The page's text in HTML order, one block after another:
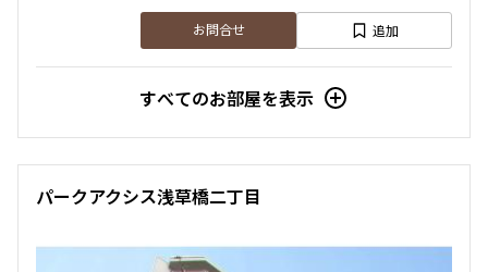
お問合せ 追加
すべてのお部屋を表示
パークアクシス浅草橋二丁目